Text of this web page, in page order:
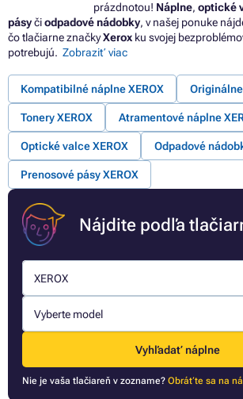
prázdnotou! Náplne, optické
pásyčiodpadové nádobky, v našej ponuke
čo tlačiarne značkyXerox ku svojej
potrebujú. Zobraziť viac
Kompatibilné náplne XEROX
Tonery XEROX Atramentové náplne
Optické valce XEROX Odpadové
Prenosové pásy XEROX
Nájdite podľa
XEROX
Vyberte model
Vyhľadať náplne
Nie je vaša tlačiareň v zozname? Obráťte sa na